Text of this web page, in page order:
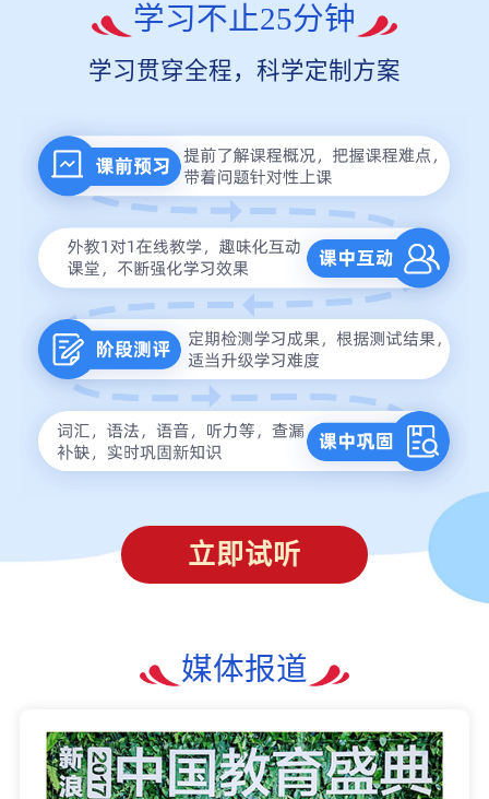
学习不止25分钟
学习贯穿全程，科学定制方案
立即试听
媒体报道